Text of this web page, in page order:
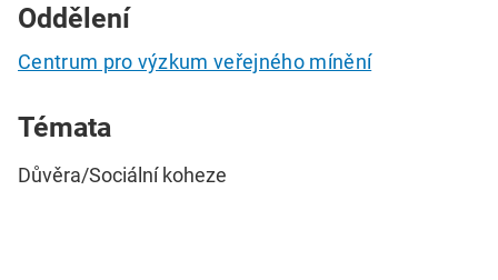
Oddělení
Centrum pro výzkum veřejného mínění
Témata
Důvěra/Sociální koheze